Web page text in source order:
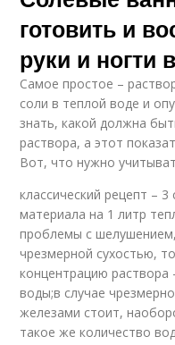
готовить и
руки и ногти
Самое простое –
соли в теплой воде и
знать, какой должна
раствора, а этот
Вот, что нужно
классический рецепт –
материала на 1 литр
проблемы с
чрезмерной сухостью,
концентрацию
воды;в случае
железами стоит,
такое же количество